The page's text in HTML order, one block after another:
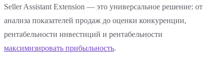
Seller Assistant Extension — это универсальное решение: от
анализа показателей продаж до оценки конкуренции,
рентабельности инвестиций и рентабельности
максимизировать прибыльность.